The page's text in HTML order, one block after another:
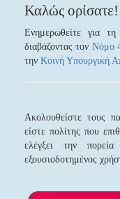
Καλώς ορίσατε!
Ενημερωθείτε για τη
διαβάζοντας τον Νόμο
την Κοινή Υπουργική
Ακολουθείστε τους
είστε πολίτης που
ελέγξει την
εξουσιοδοτημένος